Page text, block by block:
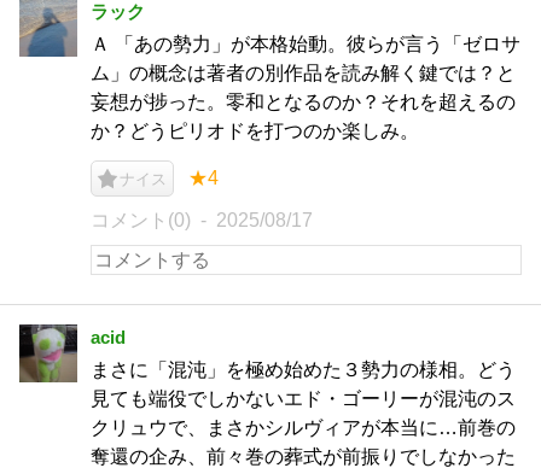
ラック
Ａ 「あの勢力」が本格始動。彼らが言う「ゼロサ
ム」の概念は著者の別作品を読み解く鍵では？と
妄想が捗った。零和となるのか？それを超えるの
か？どうピリオドを打つのか楽しみ。
ナイス ★4
コメント(0) 2025/08/17
acid
まさに「混沌」を極め始めた３勢力の様相。どう
見ても端役でしかないエド・ゴーリーが混沌のス
クリュウで、まさかシルヴィアが本当に…前巻の
奪還の企み、前々巻の葬式が前振りでしなかった